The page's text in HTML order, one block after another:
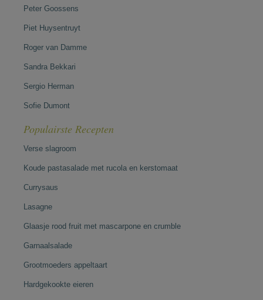
Peter Goossens
Piet Huysentruyt
Roger van Damme
Sandra Bekkari
Sergio Herman
Sofie Dumont
Populairste Recepten
Verse slagroom
Koude pastasalade met rucola en kerstomaat
Currysaus
Lasagne
Glaasje rood fruit met mascarpone en crumble
Garnaalsalade
Grootmoeders appeltaart
Hardgekookte eieren